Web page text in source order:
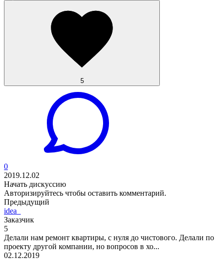
5
0
2019.12.02
Начать дискуссию
Авторизируйтесь чтобы оставить комментарий.
Предыдущий
idea_
Заказчик
5
Делали нам ремонт квартиры, с нуля до чистового. Делали по
проекту другой компании, но вопросов в хо...
02.12.2019